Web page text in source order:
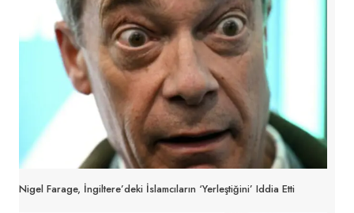
Nigel Farage, İngiltere’deki İslamcıların ‘yerleştiğini’ Iddia Etti